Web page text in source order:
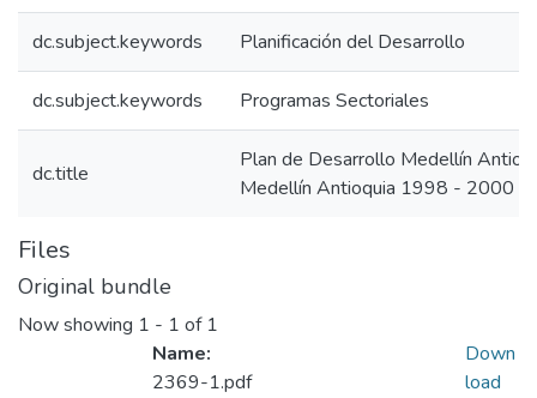
dc.subject.keywords Planificación del Desarrollo
dc.subject.keywords Programas Sectoriales
dc.title
Plan de Desarrollo Medellín
Medellín Antioquia 1998 - 2000
Files
Original bundle
Now showing 1 - 1 of 1
Name:
2369-1.pdf
Down
load